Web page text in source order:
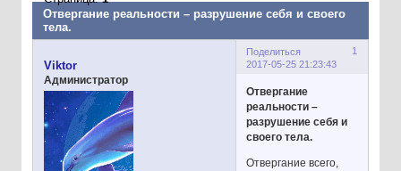
Отвергание реальности – разрушение себя и своего
тела.
Поделиться
1
2017-05-25 21:23:43
Viktor
Администратор
Отвергание
реальности –
разрушение себя и
своего тела.
Отвергание всего,